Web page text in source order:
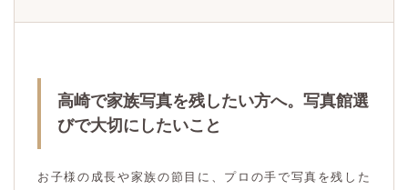
高崎で家族写真を残したい方へ。写真館選
びで大切にしたいこと
お子様の成長や家族の節目に、プロの手で写真を残した